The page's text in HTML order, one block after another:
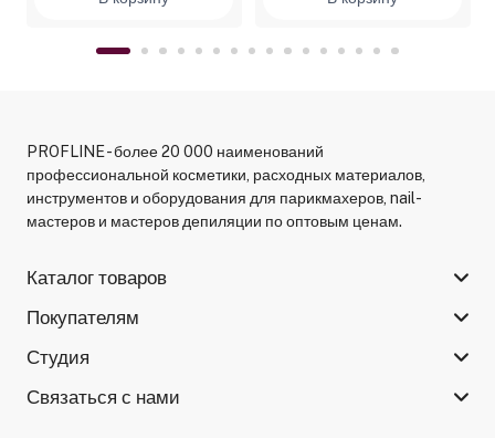
PROFLINE - более 20 000 наименований
профессиональной косметики, расходных материалов,
инструментов и оборудования для парикмахеров, nail-
мастеров и мастеров депиляции по оптовым ценам.
Каталог товаров
Покупателям
Студия
Связаться с нами